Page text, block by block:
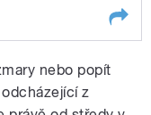
hrozba?
nebo popít
z